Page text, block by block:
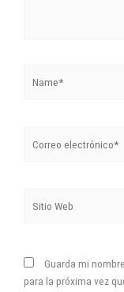
electrónico*
Web
Guarda mi
para la próxima vez